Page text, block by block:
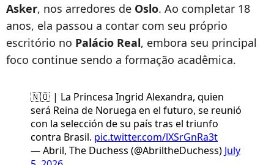
Asker, nos arredores de Oslo. Ao completar 18
anos, ela passou a contar com seu próprio
escritório no Palácio Real, embora seu principal
foco continue sendo a formação acadêmica.
🇳🇴 | La Princesa Ingrid Alexandra, quien
será Reina de Noruega en el futuro, se reunió
con la selección de su país tras el triunfo
contra Brasil. pic.twitter.com/lXSrGnRa3t
— Abril, The Duchess (@AbriltheDuchess) July